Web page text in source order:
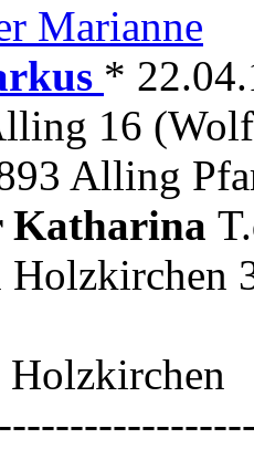
Marianne
*
16
Alling
Katharina
Holzkirchen